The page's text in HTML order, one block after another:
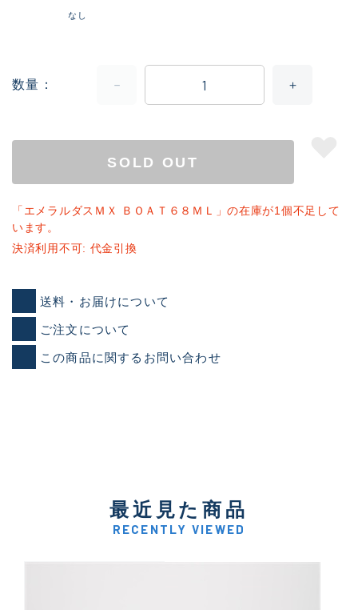
なし
数量
SOLD OUT
「エメラルダスＭＸ ＢＯＡＴ６８ＭＬ」の在庫が1個不足して
います。
決済利用不可: 代金引換
送料・お届けについて
ご注文について
この商品に関するお問い合わせ
最近見た商品
RECENTLY VIEWED